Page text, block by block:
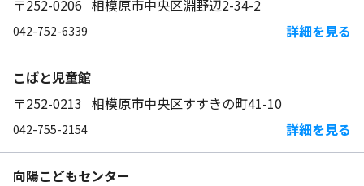
〒252-0206 相模原市中央区淵野辺2-34-2
042-752-6339 詳細を見る
こばと児童館
〒252-0213 相模原市中央区すすきの町41-10
042-755-2154 詳細を見る
向陽こどもセンター